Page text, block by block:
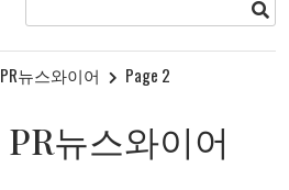
PR뉴스와이어 Page 2
PR뉴스와이어